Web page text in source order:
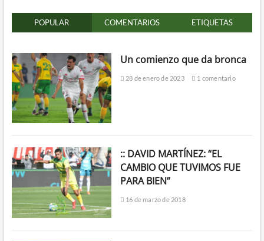
POPULAR COMENTARIOS ETIQUETAS
Un comienzo que da bronca
28 de enero de 2023 1 comentario
:: DAVID MARTÍNEZ: “EL
CAMBIO QUE TUVIMOS FUE
PARA BIEN”
16 de marzo de 2018